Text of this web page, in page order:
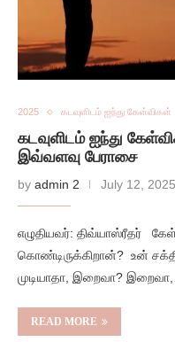
2025 கடவுளிடம் ஐந்து கேள்விகள்
கடவுளிடம் ஐந்து
இவ்வளவு பேராசை
by admin 2 July 12, 2025
எழுதியவர்: திவ்யாஸ்ரீதர்
கொண்டிருக்கிறான்? உன்
முடியாதா, இறைவா?
READ MORE